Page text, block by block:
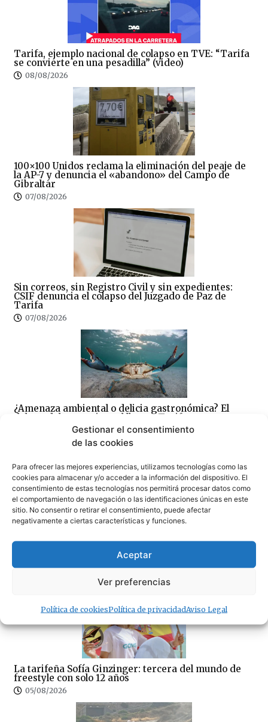
Gestionar el consentimiento
de las cookies
Para ofrecer las mejores experiencias, utilizamos tecnologías como las
cookies para almacenar y/o acceder a la información del dispositivo. El
consentimiento de estas tecnologías nos permitirá procesar datos como
el comportamiento de navegación o las identificaciones únicas en este
sitio. No consentir o retirar el consentimiento, puede afectar
negativamente a ciertas características y funciones.
Aceptar
Ver preferencias
Política de cookiesPolítica de privacidadAviso Legal
Tarifa, ejemplo nacional de colapso en TVE: “Tarifa
se convierte en una pesadilla” (video)
08/08/2026
100×100 Unidos reclama la eliminación del peaje de
la AP-7 y denuncia el «abandono» del Campo de
Gibraltar
07/08/2026
Sin correos, sin Registro Civil y sin expedientes:
CSIF denuncia el colapso del Juzgado de Paz de
Tarifa
07/08/2026
¿Amenaza ambiental o delicia gastronómica? El
debate del cangrejo azul llega a Tarifa
· Lo + Leído
Ignorar y despreciar Tarifa
La tarifeña Sofía Ginzinger: tercera del mundo de
freestyle con solo 12 años
05/08/2026